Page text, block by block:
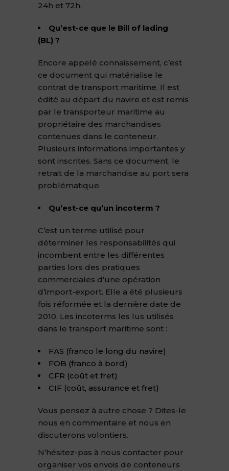
24h et 72h.
Qu’est-ce que le Bill of lading
(BL) ?
Encore appelé connaissement, c’est
ce document qui matérialise le
contrat de transport maritime. Il est
édité au départ du navire et est remis
par le transporteur maritime au
propriétaire des marchandises
contenues dans le conteneur.
Plusieurs informations importantes y
sont inscrites. Sans ce document, le
retrait de la marchandise au port sera
problématique.
Qu’est-ce qu’un incoterm ?
C’est un terme utilisé pour
déterminer les responsabilités qui
incombent entre les différentes
parties lors des pratiques
commerciales d’une opération
d’import-export. Elle a été plusieurs
fois réformée et la dernière date de
2010. Les incoterms les lus utilisés
dans le transport maritime sont :
FAS (franco le long du navire)
FOB (franco à bord)
CFR (coût et fret)
CIF (coût, assurance et fret)
Vous pensez à autre chose ? Dites-le
nous en commentaire et nous en
discuterons volontiers.
N’hésitez-pas à nous contacter pour
organiser vos envois de conteneurs